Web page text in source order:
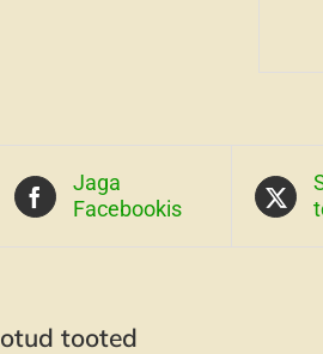
Jaga
Facebookis
tooted